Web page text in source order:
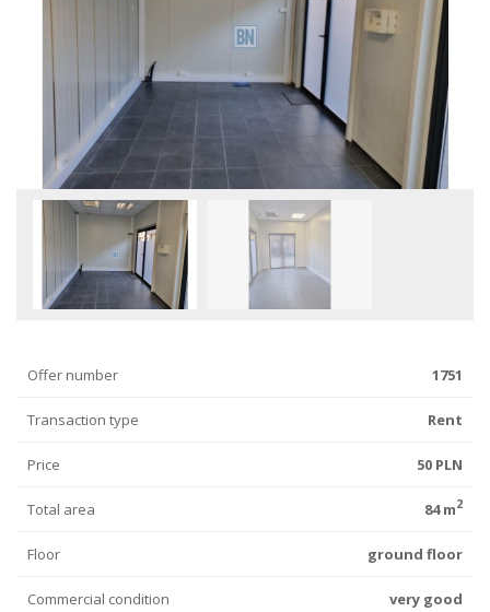
Offer number 1751
Transaction type Rent
Price 50 PLN
Total area 84 m2
Floor ground floor
Commercial condition very good